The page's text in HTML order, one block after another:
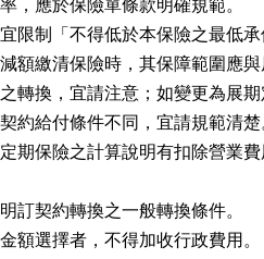
，應於保險單條款明確規範。
限制「不得低於本保險之最低
額繳清保險時，其保障範圍應
之轉換，宜請注意；如變更為展
契約給付條件不同，宜請規範清
期保險之計算說明有扣除營業
訂契約轉換之一般轉換條件。
額選擇者，不得加收行政費用。